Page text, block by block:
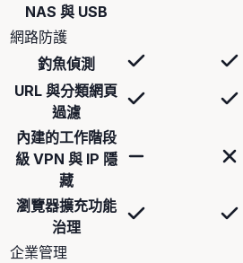
NAS 與 USB
網路防護
釣魚偵測
URL 與分類網頁
過濾
內建的工作階段
級 VPN 與 IP 隱
藏
瀏覽器擴充功能
治理
企業管理